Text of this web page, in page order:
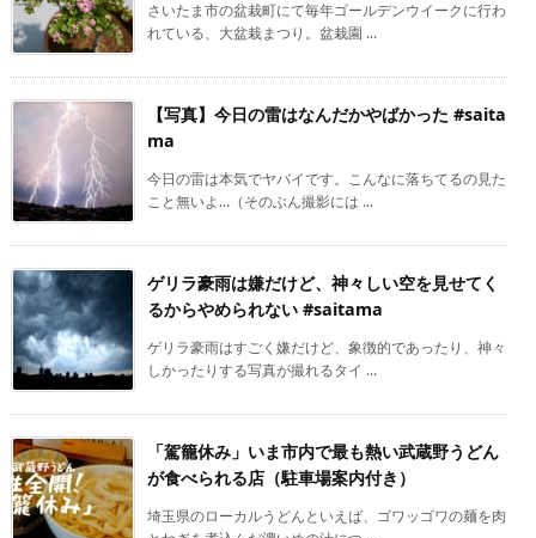
さいたま市の盆栽町にて毎年ゴールデンウイークに行わ
れている、大盆栽まつり。盆栽園 ...
【写真】今日の雷はなんだかやばかった #saita
ma
今日の雷は本気でヤバイです。こんなに落ちてるの見た
こと無いよ…（そのぶん撮影には ...
ゲリラ豪雨は嫌だけど、神々しい空を見せてく
るからやめられない #saitama
ゲリラ豪雨はすごく嫌だけど、象徴的であったり、神々
しかったりする写真が撮れるタイ ...
「駕籠休み」いま市内で最も熱い武蔵野うどん
が食べられる店（駐車場案内付き）
埼玉県のローカルうどんといえば、ゴワッゴワの麺を肉